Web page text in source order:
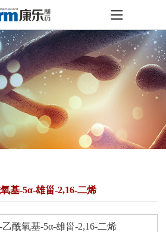
基-5α-雄甾-2,16-二烯
氧基-5α-雄甾-2,16-二烯